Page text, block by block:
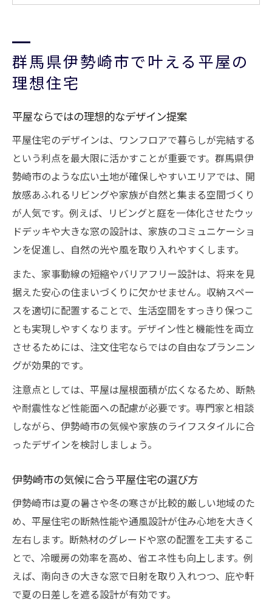
生活動線を意識した平屋デザインの秘訣
家族構成に合わせる平屋の間取りアイデア
快適性を重視した平屋設計の工夫ポイント
注文住宅で実現する理想の平屋暮らし
伊勢崎市で平屋を建てるなら知っておきたいこ
と
伊勢崎市の土地選びで平屋を活かす方法
平屋住宅に適した土地条件の見極め方
注文住宅で叶う平屋のコストパフォーマン
家族のための平屋デザイン実現ポイント
平屋建設を安心して進めるための注意点
空間設計を重視した平屋の住まいづくり
開放感あふれる平屋空間デザインの魅力
平屋ならではの効率的な空間設計術
家族が集うリビングの平屋設計ポイント
平屋住宅で叶える快適な収納アイデア
自然素材を活かした平屋空間づくり
平屋住宅で実現する自然素材の暮らし
平屋デザインに合う自然素材の選び方
自然の温もりを感じる平屋暮らしの魅力
群馬県で人気の自然素材平屋事例紹介
注文住宅で叶える自然素材の平屋住宅
断熱性に優れた平屋の設計ポイント解説
伊勢崎市の気候に最適な平屋断熱対策
群馬県伊勢崎市で叶える平屋の
理想住宅
平屋ならではの理想的なデザイン提案
平屋住宅のデザインは、ワンフロアで暮らしが完結する
という利点を最大限に活かすことが重要です。群馬県伊
勢崎市のような広い土地が確保しやすいエリアでは、開
放感あふれるリビングや家族が自然と集まる空間づくり
が人気です。例えば、リビングと庭を一体化させたウッ
ドデッキや大きな窓の設計は、家族のコミュニケーショ
ンを促進し、自然の光や風を取り入れやすくします。
また、家事動線の短縮やバリアフリー設計は、将来を見
据えた安心の住まいづくりに欠かせません。収納スペー
スを適切に配置することで、生活空間をすっきり保つこ
とも実現しやすくなります。デザイン性と機能性を両立
させるためには、注文住宅ならではの自由なプランニン
グが効果的です。
注意点としては、平屋は屋根面積が広くなるため、断熱
や耐震性など性能面への配慮が必要です。専門家と相談
しながら、伊勢崎市の気候や家族のライフスタイルに合
ったデザインを検討しましょう。
伊勢崎市の気候に合う平屋住宅の選び方
伊勢崎市は夏の暑さや冬の寒さが比較的厳しい地域のた
め、平屋住宅の断熱性能や通風設計が住み心地を大きく
左右します。断熱材のグレードや窓の配置を工夫するこ
とで、冷暖房の効率を高め、省エネ性も向上します。例
えば、南向きの大きな窓で日射を取り入れつつ、庇や軒
で夏の日差しを遮る設計が有効です。